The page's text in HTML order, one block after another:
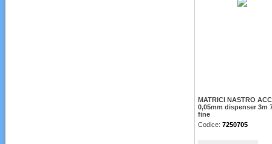
MATRICI NASTRO
0,05mm dispenser 3m
fine
Codice: 7250705